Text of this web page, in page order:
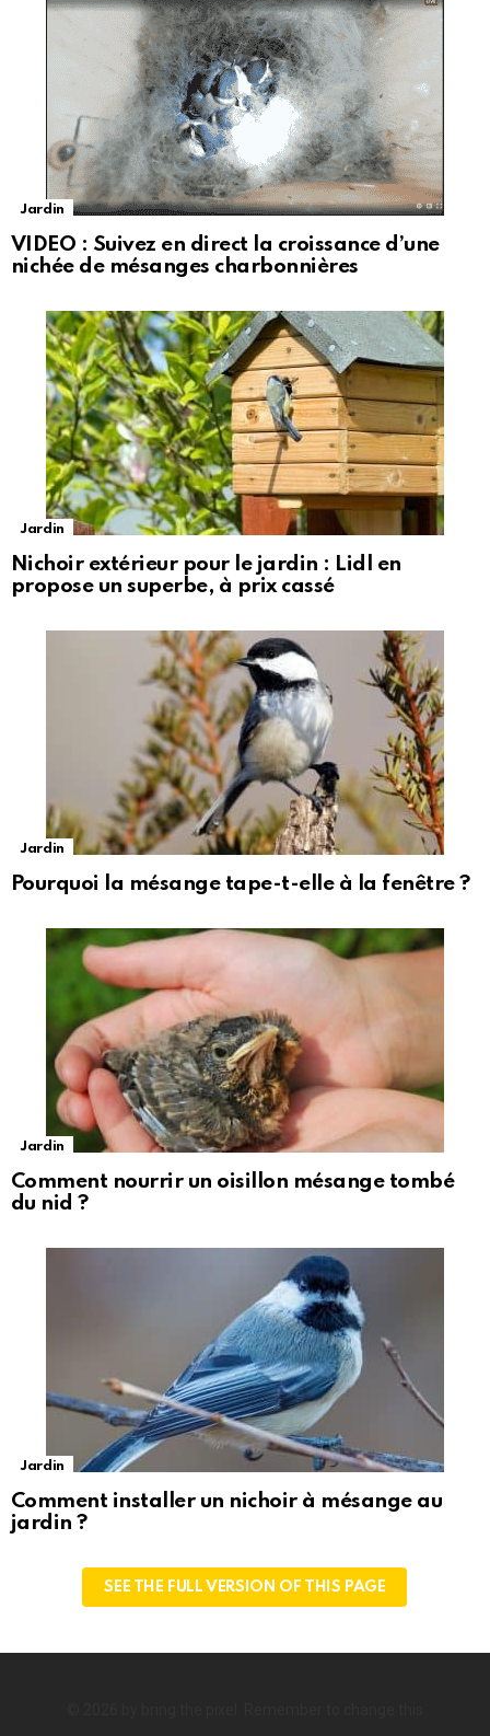
Jardin
VIDEO : Suivez en direct la croissance d’une
nichée de mésanges charbonnières
Jardin
Nichoir extérieur pour le jardin : Lidl en
propose un superbe, à prix cassé
Jardin
Pourquoi la mésange tape-t-elle à la fenêtre ?
Jardin
Comment nourrir un oisillon mésange tombé
du nid ?
Jardin
Comment installer un nichoir à mésange au
jardin ?
SEE THE FULL VERSION OF THIS PAGE